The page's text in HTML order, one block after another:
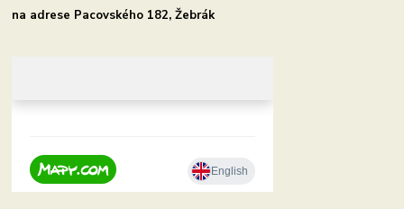
na adrese Pacovského 182, Žebrák